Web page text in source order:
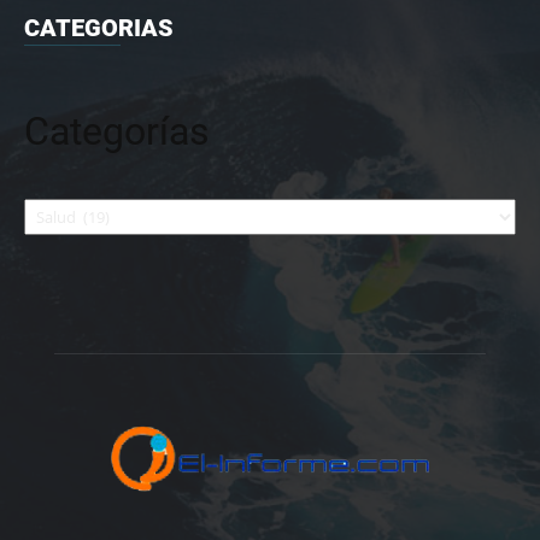
CATEGORIAS
Categorías
Categorías